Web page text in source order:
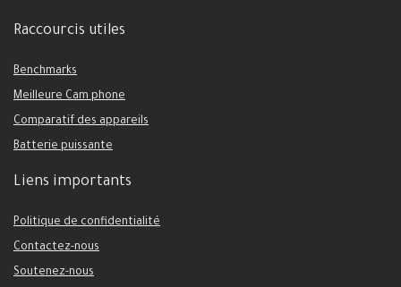
Raccourcis utiles
Benchmarks
Meilleure Cam phone
Comparatif des appareils
Batterie puissante
Liens importants
Politique de confidentialité
Contactez-nous
Soutenez-nous